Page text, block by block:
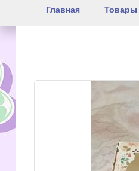
Главная Товары